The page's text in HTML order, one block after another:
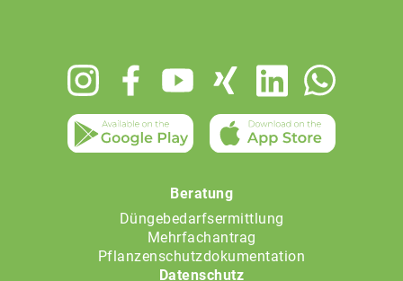
Beratung
Düngebedarfsermittlung
Mehrfachantrag
Pflanzenschutzdokumentation
Datenschutz